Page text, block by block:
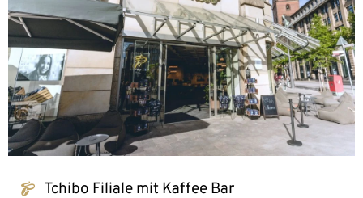
tchibo_logo Tchibo Filiale mit Kaffee Bar